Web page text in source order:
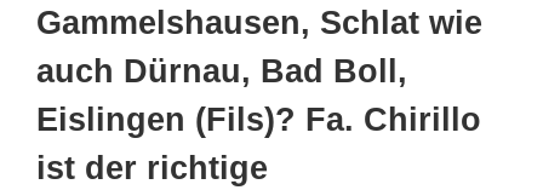
Gammelshausen, Schlat wie
auch Dürnau, Bad Boll,
Eislingen (Fils)? Fa. Chirillo
ist der richtige